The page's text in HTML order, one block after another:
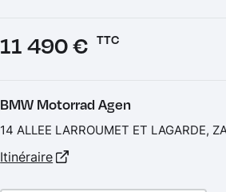
Prix :
11 490 € TTC
BMW Motorrad Agen
14 ALLEE LARROUMET ET LAGARDE,
Itinéraire